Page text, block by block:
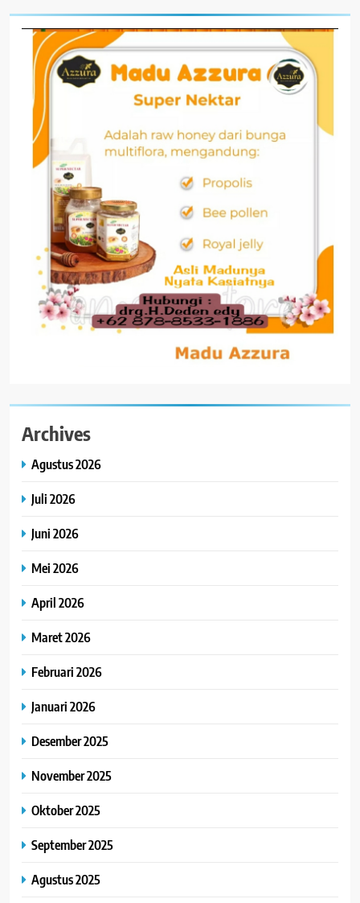
Archives
Agustus 2026
Juli 2026
Juni 2026
Mei 2026
April 2026
Maret 2026
Februari 2026
Januari 2026
Desember 2025
November 2025
Oktober 2025
September 2025
Agustus 2025